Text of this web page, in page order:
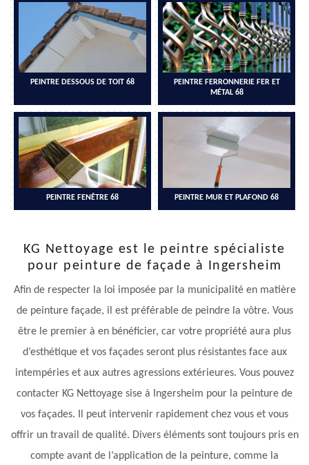
PEINTRE DESSOUS DE TOIT 68
PEINTRE FERRONNERIE FER ET
MÉTAL 68
PEINTRE FENÊTRE 68 PEINTRE MUR ET PLAFOND 68
KG Nettoyage est le peintre spécialiste
pour peinture de façade à Ingersheim
Afin de respecter la loi imposée par la municipalité en matière
de peinture façade, il est préférable de peindre la vôtre. Vous
être le premier à en bénéficier, car votre propriété aura plus
d’esthétique et vos façades seront plus résistantes face aux
intempéries et aux autres agressions extérieures. Vous pouvez
contacter KG Nettoyage sise à Ingersheim pour la peinture de
vos façades. Il peut intervenir rapidement chez vous et vous
offrir un travail de qualité. Divers éléments sont toujours pris en
compte avant de l’application de la peinture, comme la